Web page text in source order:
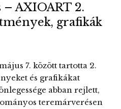
AXIOART 2.
grafikák
7. között tartotta 2.
és grafikákat
abban rejlett,
teremárverésen